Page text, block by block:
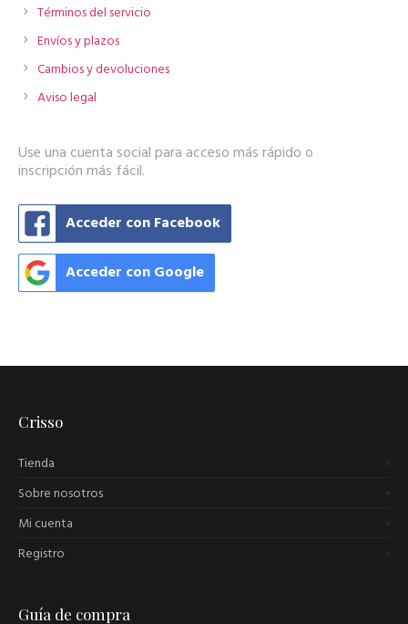
Términos del servicio
Envíos y plazos
Cambios y devoluciones
Aviso legal
Use una cuenta social para acceso más rápido o
inscripción más fácil.
Acceder con Facebook
Acceder con Google
Crisso
Tienda
Sobre nosotros
Mi cuenta
Registro
Guía de compra